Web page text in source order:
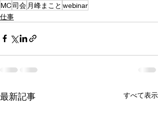
MC司会 月峰まこと webinar
仕事
最新記事 すべて表示